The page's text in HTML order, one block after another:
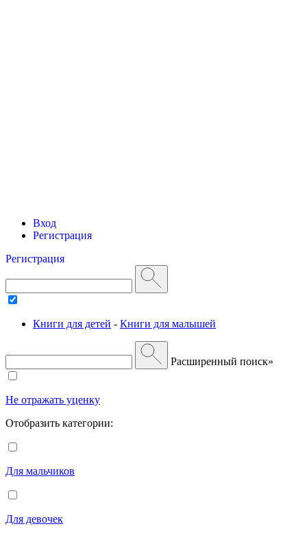
Вход
Регистрация
Регистрация
Книги для детей - Книги для малышей
Расширенный поиск»
Не отражать уценку
Отобразить категории:
Для мальчиков
Для девочек